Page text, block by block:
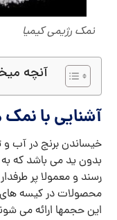
نمک رژیمی کیمیا
آنچه
آشنایی با
خیساندن برنج در آب و
بدون ید می باشد که
رسند و معمولا پر
این حجمها ارائه می